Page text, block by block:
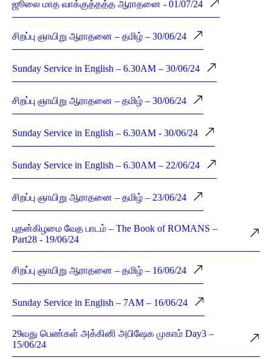
ஜூலை மாத வாக்குத்தத்த ஆராதனை - 01/07/24
சிறப்பு ஞாயிறு ஆராதனை – தமிழ் – 30/06/24
Sunday Service in English – 6.30AM – 30/06/24
சிறப்பு ஞாயிறு ஆராதனை – தமிழ் – 30/06/24
Sunday Service in English – 6.30AM - 30/06/24
Sunday Service in English – 6.30AM – 22/06/24
சிறப்பு ஞாயிறு ஆராதனை – தமிழ் – 23/06/24
புதன்கிழமை வேத பாடம் – The Book of ROMANS –
Part28 - 19/06/24
சிறப்பு ஞாயிறு ஆராதனை – தமிழ் – 16/06/24
Sunday Service in English – 7AM – 16/06/24
29வது பெண்கள் அக்கினி அபிஷேக முகாம் Day3 –
15/06/24